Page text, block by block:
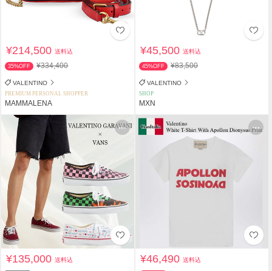
¥214,500送料込
35%OFF ¥334,400
VALENTINO
PREMIUM PERSONAL SHOPPER
MAMMALENA
¥45,500送料込
45%OFF ¥83,500
VALENTINO
SHOP
MXN
¥135,000送料込 ¥46,490送料込